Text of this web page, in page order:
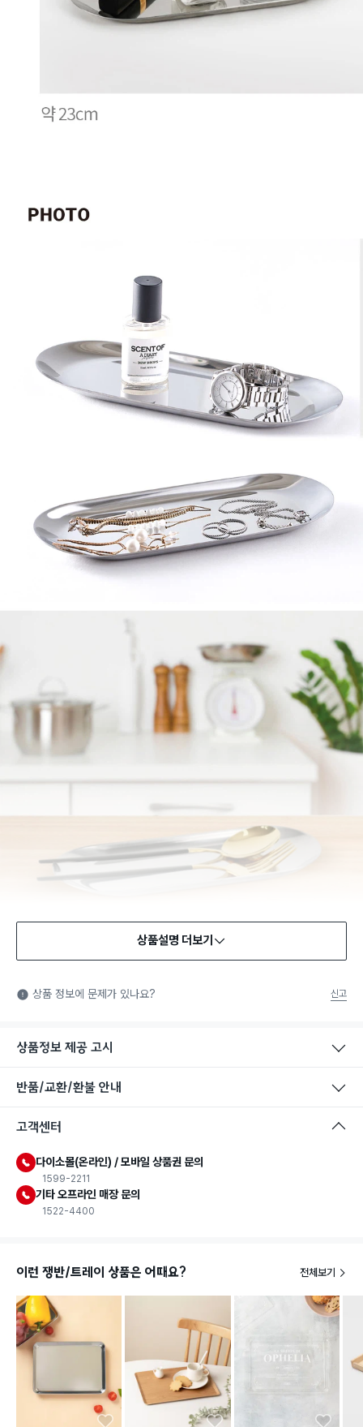
상품설명 더보기
상품 정보에 문제가 있나요? 신고
상품정보 제공 고시
반품/교환/환불 안내
고객센터
다이소몰(온라인) / 모바일 상품권 문의
1599-2211
기타 오프라인 매장 문의
1522-4400
이런 쟁반/트레이 상품은 어때요? 전체보기